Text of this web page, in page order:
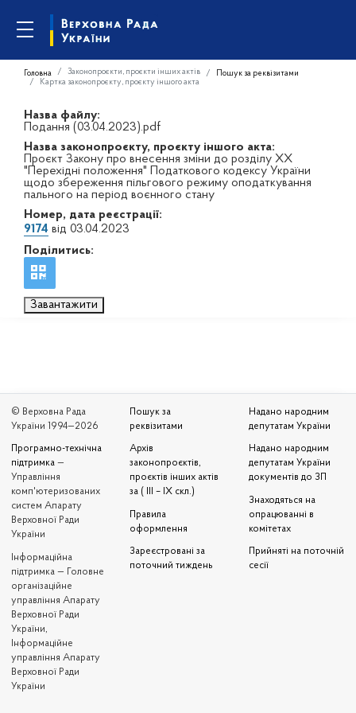
Головна Законопроєкти, проєкти інших актів
Пошук за реквізитами
Картка законопроєкту, проєкту іншого акта
Назва файлу:
Подання (03.04.2023).pdf
Назва законопроєкту, проєкту іншого акта:
Проєкт Закону про внесення зміни до розділу XX
"Перехідні положення" Податкового кодексу України
щодо збереження пільгового режиму оподаткування
пального на період воєнного стану
Номер, дата реєстрації:
9174 від 03.04.2023
Поділитись:
Завантажити
© Верховна Рада
України 1994—2026
Програмно-технічна
підтримка —
Управління
комп'ютеризованих
систем Апарату
Верховної Ради
України
Iнформаційна
підтримка — Головне
організаційне
управління Апарату
Верховної Ради
України,
Інформаційне
управління Апарату
Верховної Ради
України
Пошук за
реквізитами
Архів
законопроєктів,
проєктів інших актів
за ( III – IX скл.)
Правила
оформлення
Зареєстровані за
поточний тиждень
Надано народним
депутатам України
Надано народним
депутатам України
документів до ЗП
Знаходяться на
опрацюванні в
комітетах
Прийняті на поточній
сесії